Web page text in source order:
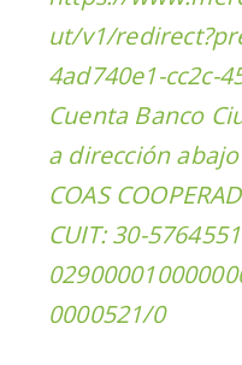
ut/v1/
4ad740e1-cc2c-
Cuenta Banco
a dirección
COAS
CUIT: 30-
0000521/0